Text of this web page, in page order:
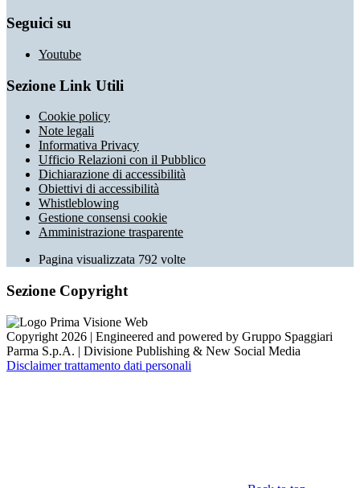
Seguici su
Youtube
Sezione Link Utili
Cookie policy
Note legali
Informativa Privacy
Ufficio Relazioni con il Pubblico
Dichiarazione di accessibilità
Obiettivi di accessibilità
Whistleblowing
Gestione consensi cookie
Amministrazione trasparente
Pagina visualizzata 792 volte
Sezione Copyright
Copyright 2026 | Engineered and powered by Gruppo Spaggiari
Parma S.p.A. | Divisione Publishing & New Social Media
Disclaimer trattamento dati personali